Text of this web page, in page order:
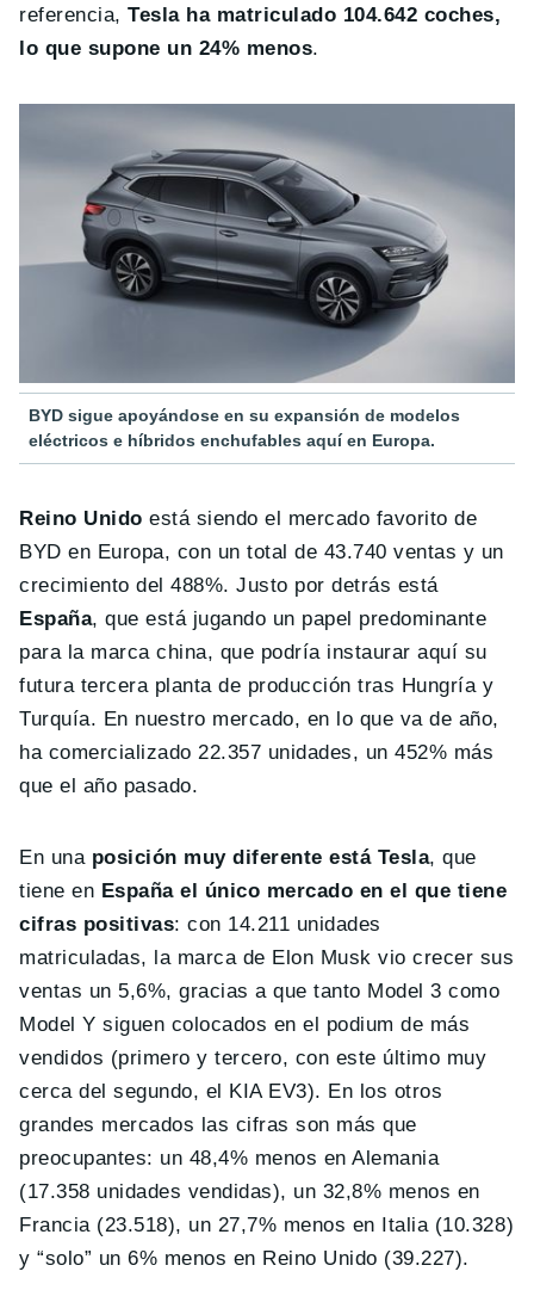
referencia,Tesla ha matriculado 104.642 coches,
lo que supone un 24% menos.
BYD sigue apoyándose en su expansión de modelos
eléctricos e híbridos enchufables aquí en Europa.
Reino Unido está siendo el mercado favorito de
BYD en Europa, con un total de 43.740 ventas y un
crecimiento del 488%. Justo por detrás está
España, que está jugando un papel predominante
para la marca china, que podría instaurar aquí su
futura tercera planta de producción tras Hungría y
Turquía. En nuestro mercado, en lo que va de año,
ha comercializado 22.357 unidades, un 452% más
que el año pasado.
En una posición muy diferente está Tesla, que
tiene en España el único mercado en el que tiene
cifras positivas: con 14.211 unidades
matriculadas, la marca de Elon Musk vio crecer sus
ventas un 5,6%, gracias a que tanto Model 3 como
Model Y siguen colocados en el podium de más
vendidos (primero y tercero, con este último muy
cerca del segundo, el KIA EV3). En los otros
grandes mercados las cifras son más que
preocupantes: un 48,4% menos en Alemania
(17.358 unidades vendidas), un 32,8% menos en
Francia (23.518), un 27,7% menos en Italia (10.328)
y “solo” un 6% menos en Reino Unido (39.227).